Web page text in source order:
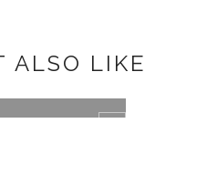
ALSO LIKE